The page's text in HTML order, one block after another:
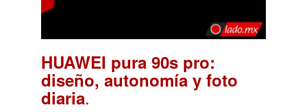
HUAWEI pura 90s pro:
diseño, autonomía y foto
diaria.